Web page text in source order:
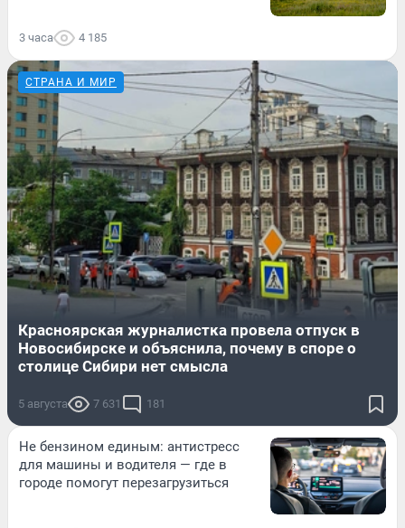
3 часа 4 185
СТРАНА И МИР
Красноярская журналистка провела отпуск в
Новосибирске и объяснила, почему в споре о
столице Сибири нет смысла
5 августа 7 631 181
Не бензином единым: антистресс
для машины и водителя — где в
городе помогут перезагрузиться